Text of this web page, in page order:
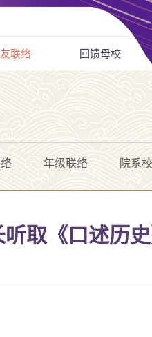
联络 回馈母校
年级联络 院系
取《口述历